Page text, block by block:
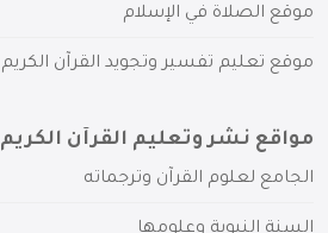
موقع الصلاة في الإسلام
موقع تعليم تفسير وتجويد القرآن الكريم
مواقع نشر وتعليم القرآن الكريم
الجامع لعلوم القرآن وترجماته